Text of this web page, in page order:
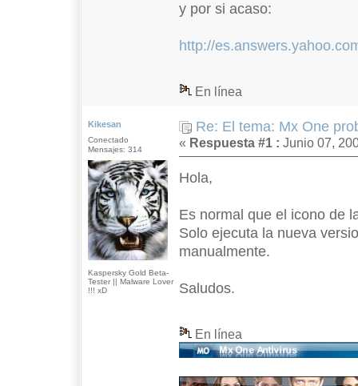
y por si acaso:
http://
En línea
Kikesan
Conectado
Mensajes: 314
Kaspersky Gold Beta-
Tester || Malware Lover
!!! xD
Re: El tema: Mx One
« Respuesta #1 : Junio 07,
Hola,
Es normal que el icono de
Solo ejecuta la nueva
manualmente.
Saludos.
En línea